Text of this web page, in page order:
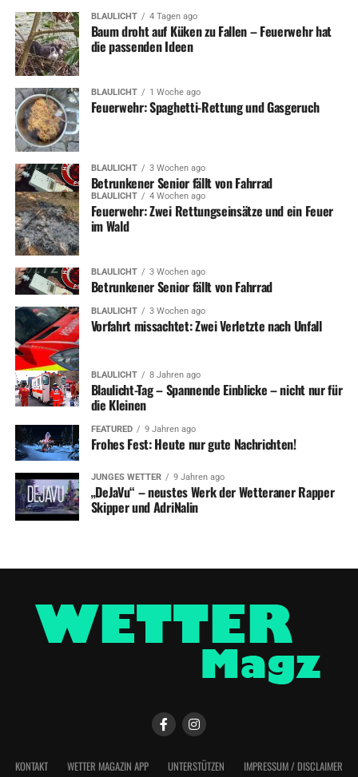
BLAULICHT 4 Tagen ago
Baum droht auf Küken zu Fallen – Feuerwehr hat
die passenden Ideen
BLAULICHT 1 Woche ago
Feuerwehr: Spaghetti-Rettung und Gasgeruch
BLAULICHT 3 Wochen ago
Betrunkener Senior fällt von Fahrrad
BLAULICHT 4 Wochen ago
Feuerwehr: Zwei Rettungseinsätze und ein Feuer
im Wald
BLAULICHT 3 Wochen ago
Betrunkener Senior fällt von Fahrrad
BLAULICHT 3 Wochen ago
Vorfahrt missachtet: Zwei Verletzte nach Unfall
BLAULICHT 8 Jahren ago
Blaulicht-Tag – Spannende Einblicke – nicht nur für
die Kleinen
FEATURED 9 Jahren ago
Frohes Fest: Heute nur gute Nachrichten!
JUNGES WETTER 9 Jahren ago
„DeJaVu“ – neustes Werk der Wetteraner Rapper
Skipper und AdriNalin
KONTAKT WETTER MAGAZIN APP UNTERSTÜTZEN IMPRESSUM / DISCLAIMER